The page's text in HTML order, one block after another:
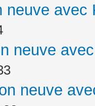
neuve avec
neuve
neuve